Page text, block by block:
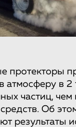
протекторы
атмосферу в 2
частиц,
Об
результаты